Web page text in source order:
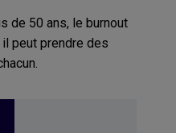
de 50 ans, le burnout
peut prendre des